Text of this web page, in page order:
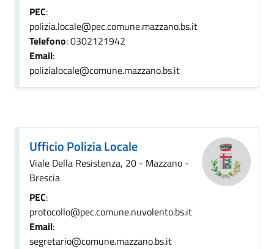
PEC:
polizia.locale@pec.comune.mazzano.bs.it
Telefono: 0302121942
Email:
polizialocale@comune.mazzano.bs.it
Ufficio Polizia Locale
Viale Della Resistenza, 20 - Mazzano -
Brescia
PEC:
protocollo@pec.comune.nuvolento.bs.it
Email:
segretario@comune.mazzano.bs.it